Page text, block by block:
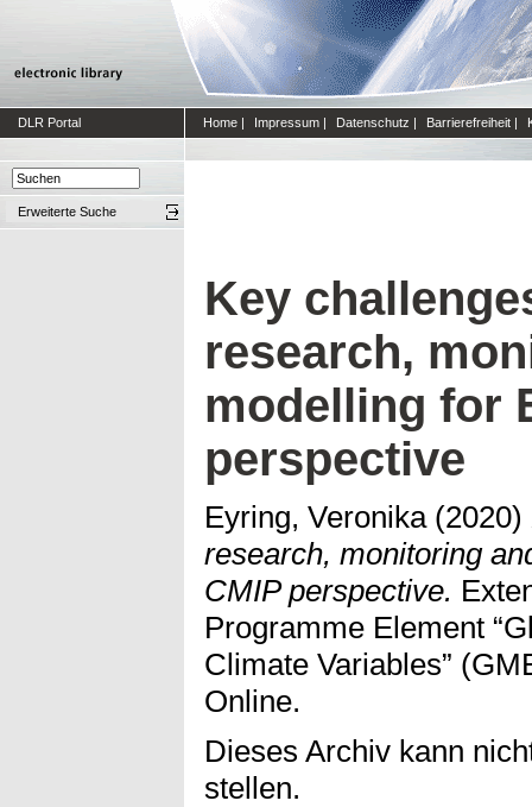
DLR Portal Home | Impressum | Datenschutz | Barrierefreiheit |
Erweiterte Suche
Key
research,
modelling for
perspective
Eyring, Veronika(2020)
research, monitoring
CMIP perspective.
Programme Element
Climate Variables”
Online.
Dieses Archiv kann
stellen.